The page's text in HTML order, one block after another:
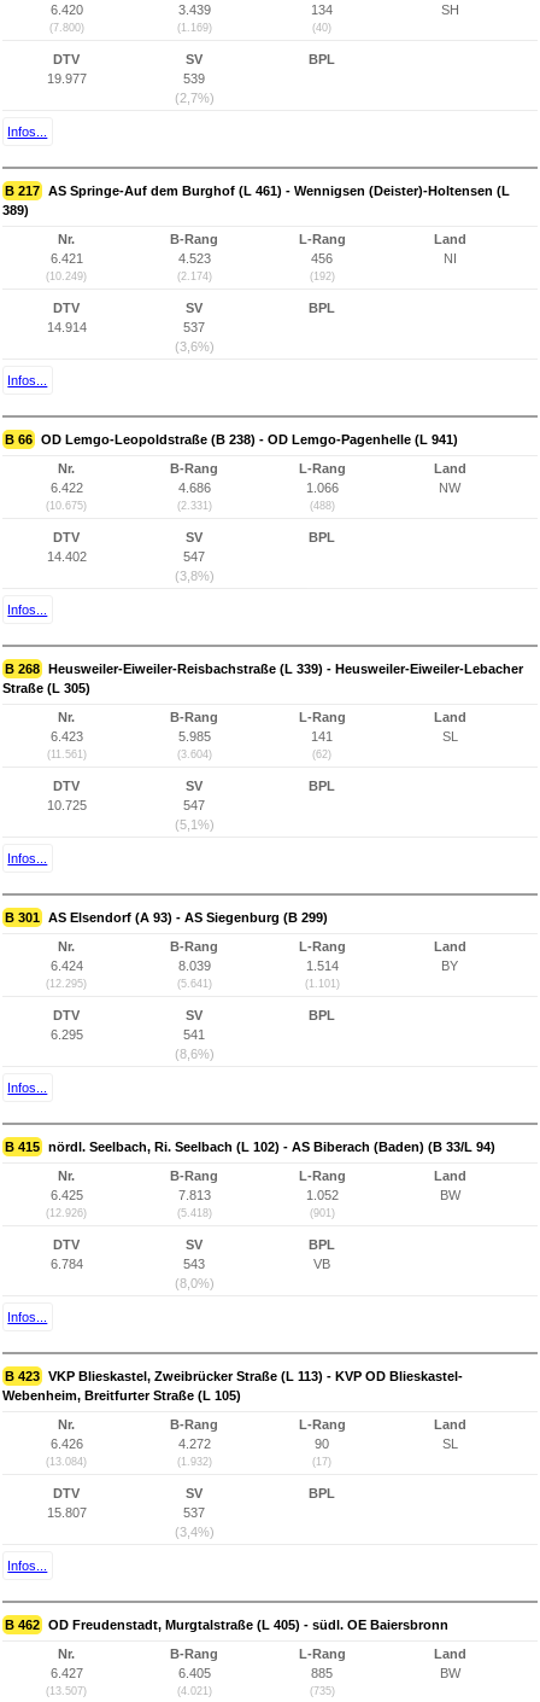
6.420
(7.800)
3.439
(1.169)
134
(40)
SH
DTV
19.977
SV
539
(2,7%)
BPL
Infos...
B 217 AS Springe-Auf dem Burghof (L 461) - Wennigsen (Deister)-Holtensen (L
389)
Nr.
6.421
(10.249)
B-Rang
4.523
(2.174)
L-Rang
456
(192)
Land
NI
DTV
14.914
SV
537
(3,6%)
BPL
Infos...
B 66 OD Lemgo-Leopoldstraße (B 238) - OD Lemgo-Pagenhelle (L 941)
Nr.
6.422
(10.675)
B-Rang
4.686
(2.331)
L-Rang
1.066
(488)
Land
NW
DTV
14.402
SV
547
(3,8%)
BPL
Infos...
B 268 Heusweiler-Eiweiler-Reisbachstraße (L 339) - Heusweiler-Eiweiler-Lebacher
Straße (L 305)
Nr.
6.423
(11.561)
B-Rang
5.985
(3.604)
L-Rang
141
(62)
Land
SL
DTV
10.725
SV
547
(5,1%)
BPL
Infos...
B 301 AS Elsendorf (A 93) - AS Siegenburg (B 299)
Nr.
6.424
(12.295)
B-Rang
8.039
(5.641)
L-Rang
1.514
(1.101)
Land
BY
DTV
6.295
SV
541
(8,6%)
BPL
Infos...
B 415 nördl. Seelbach, Ri. Seelbach (L 102) - AS Biberach (Baden) (B 33/L 94)
Nr.
6.425
(12.926)
B-Rang
7.813
(5.418)
L-Rang
1.052
(901)
Land
BW
DTV
6.784
SV
543
(8,0%)
BPL
VB
Infos...
B 423 VKP Blieskastel, Zweibrücker Straße (L 113) - KVP OD Blieskastel-
Webenheim, Breitfurter Straße (L 105)
Nr.
6.426
(13.084)
B-Rang
4.272
(1.932)
L-Rang
90
(17)
Land
SL
DTV
15.807
SV
537
(3,4%)
BPL
Infos...
B 462 OD Freudenstadt, Murgtalstraße (L 405) - südl. OE Baiersbronn
Nr.
6.427
(13.507)
B-Rang
6.405
(4.021)
L-Rang
885
(735)
Land
BW